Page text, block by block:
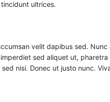
ultrices.
velit dapibus sed.
sed aliquet ut,
nisi. Donec ut justo nunc.